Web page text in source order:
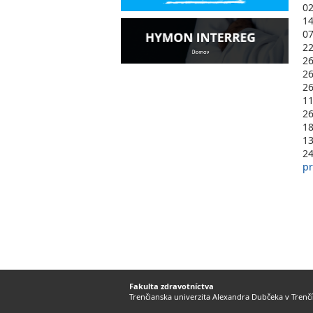
Fakulta zdravotníctva
Trenčianska univerzita Alexandra Dubčeka v